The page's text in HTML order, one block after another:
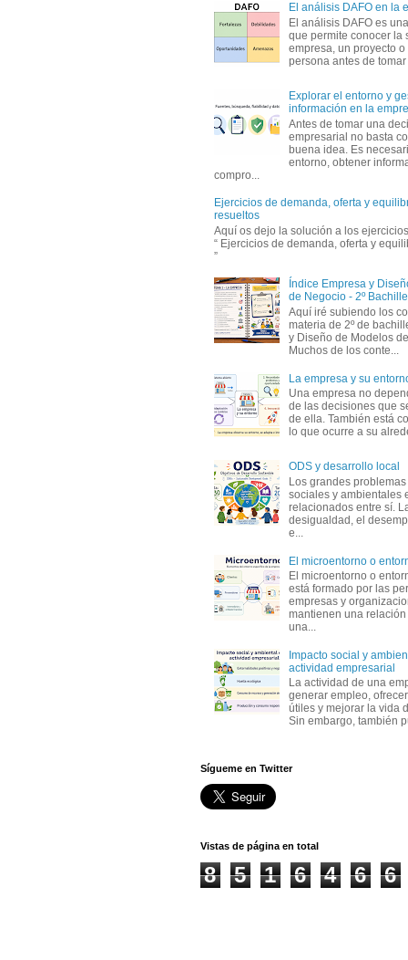
El análisis DAFO en la
El análisis DAFO es
que permite conocer la
empresa, un proyecto
persona antes de
Explorar el entorno y
información en la
Antes de tomar una
empresarial no basta
buena idea. Es
entorno, obtener
compro...
Ejercicios de demanda, oferta y
resueltos
Aquí os dejo la solución a los
“ Ejercicios de demanda, oferta y
”
Índice Empresa y
de Negocio - 2º
Aquí iré subiendo los
materia de 2º de
y Diseño de Modelos
Muchos de los conte...
La empresa y su
Una empresa no
de las decisiones que
de ella. También está
lo que ocurre a su
ODS y desarrollo local
Los grandes
sociales y ambientales
relacionados entre sí.
desigualdad, el
e...
El microentorno o
El microentorno o
está formado por las
empresas y
mantienen una
una...
Impacto social y
actividad empresarial
La actividad de una
generar empleo,
útiles y mejorar la vida
Sin embargo, también
Sígueme en Twitter
Vistas de página en total
8 5 1 6 4 6 6